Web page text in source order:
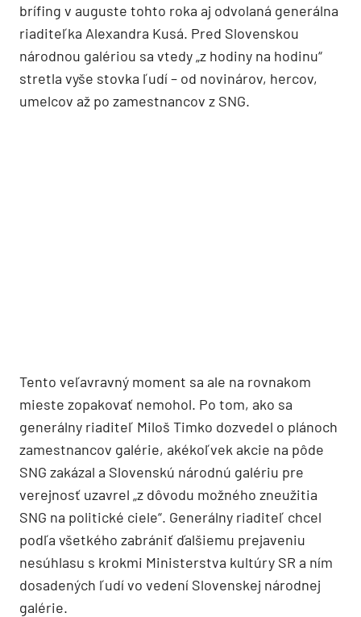
brífing v auguste tohto roka aj odvolaná generálna
riaditeľka Alexandra Kusá. Pred Slovenskou
národnou galériou sa vtedy „z hodiny na hodinu“
stretla vyše stovka ľudí – od novinárov, hercov,
umelcov až po zamestnancov z SNG.
Tento veľavravný moment sa ale na rovnakom
mieste zopakovať nemohol. Po tom, ako sa
generálny riaditeľ Miloš Timko dozvedel o plánoch
zamestnancov galérie, akékoľvek akcie na pôde
SNG zakázal a Slovenskú národnú galériu pre
verejnosť uzavrel „z dôvodu možného zneužitia
SNG na politické ciele“. Generálny riaditeľ chcel
podľa všetkého zabrániť ďalšiemu prejaveniu
nesúhlasu s krokmi Ministerstva kultúry SR a ním
dosadených ľudí vo vedení Slovenskej národnej
galérie.